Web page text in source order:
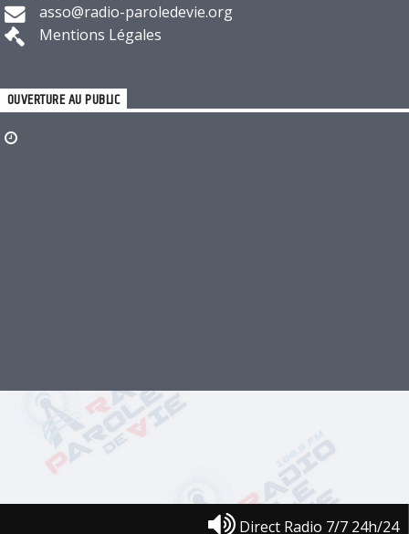
Direct Radio 7/7 24h/24
asso@radio-paroledevie.org
Mentions Légales
OUVERTURE AU PUBLIC